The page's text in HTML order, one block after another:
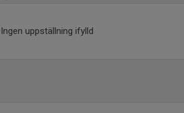
Ingen uppställning ifylld